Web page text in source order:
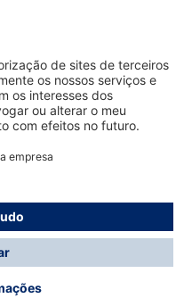
Dräger
for indicado o